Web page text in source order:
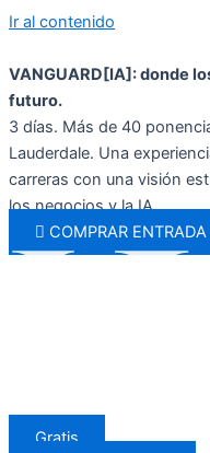
Ir al contenido
VANGUARD[IA]: donde
futuro.
3 días. Más de 40
Lauderdale. Una
carreras con una visión
los negocios y la IA.
COMPRAR ENTRADA
Gratis